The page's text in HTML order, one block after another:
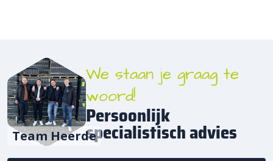
Team Heerde
We staan je graag te
woord!
Persoonlijk
specialistisch advies